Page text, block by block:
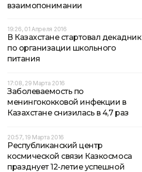
взаимопонимании
19:26, 01 Апреля 2016
В Казахстане стартовал декадник
по организации школьного
питания
17:08, 29 Марта 2016
Заболеваемость по
менингококковой инфекции в
Казахстане снизилась в 4,7 раз
20:57, 19 Марта 2016
Республиканский центр
космической связи Казкосмоса
празднует 12-летие успешной